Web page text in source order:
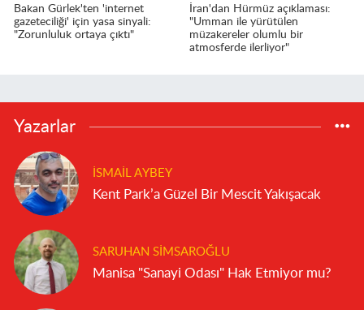
Bakan Gürlek'ten 'internet
gazeteciliği' için yasa sinyali:
"Zorunluluk ortaya çıktı"
İran'dan Hürmüz açıklaması:
"Umman ile yürütülen
müzakereler olumlu bir
atmosferde ilerliyor"
Yazarlar
İSMAIL AYBEY
Kent Park’a Güzel Bir Mescit Yakışacak
SARUHAN SIMSAROĞLU
Manisa "Sanayi Odası" Hak Etmiyor mu?